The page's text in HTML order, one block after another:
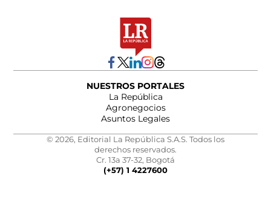
NUESTROS PORTALES
La República
Agronegocios
Asuntos Legales
© 2026, Editorial La República S.A.S. Todos los
derechos reservados.
Cr. 13a 37-32, Bogotá
(+57) 1 4227600